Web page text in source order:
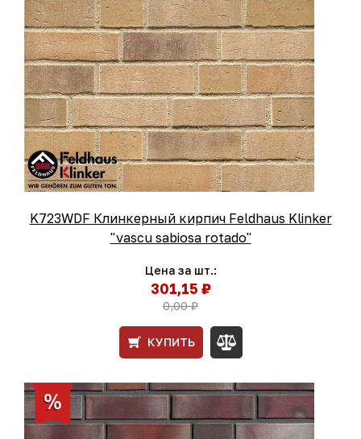
K723WDF Клинкерный кирпич Feldhaus Klinker
"vascu sabiosa rotado"
Цена за шт.:
301,15 ₽
0,00 ₽
КУПИТЬ